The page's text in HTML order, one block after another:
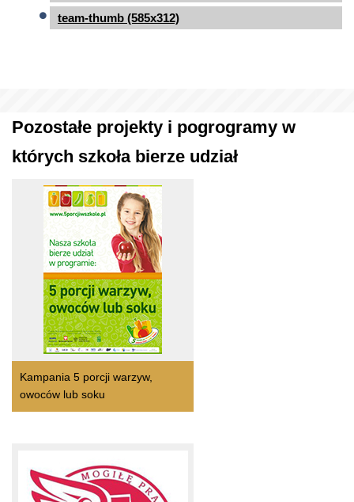
team-thumb (585x312)
Pozostałe projekty i pogrogramy w
których szkoła bierze udział
Kampania 5 porcji warzyw,
owoców lub soku